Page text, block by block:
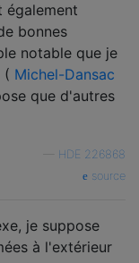
également
bonnes
notable que je
( Michel-Dansac
que d'autres
HDE 226868
source
je suppose
à l'extérieur